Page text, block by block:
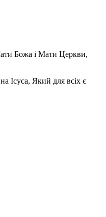
Божа і Мати Церкви,
Ісуса, Який для всіх є